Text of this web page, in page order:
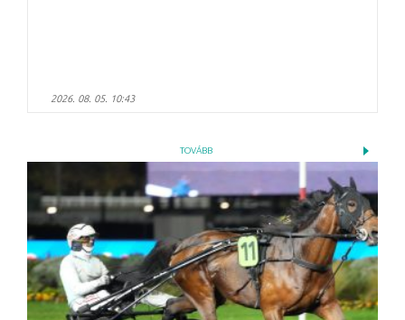
2026. 08. 05. 10:43
TOVÁBB